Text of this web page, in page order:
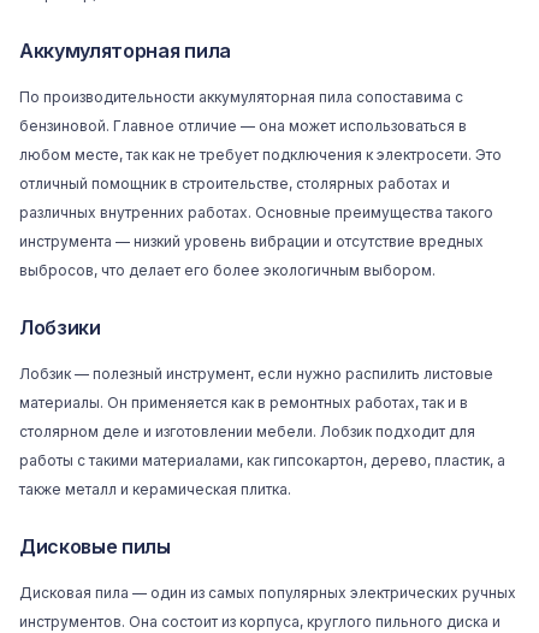
Аккумуляторная пила
По производительности аккумуляторная пила сопоставима с
бензиновой. Главное отличие — она может использоваться в
любом месте, так как не требует подключения к электросети. Это
отличный помощник в строительстве, столярных работах и
различных внутренних работах. Основные преимущества такого
инструмента — низкий уровень вибрации и отсутствие вредных
выбросов, что делает его более экологичным выбором.
Лобзики
Лобзик — полезный инструмент, если нужно распилить листовые
материалы. Он применяется как в ремонтных работах, так и в
столярном деле и изготовлении мебели. Лобзик подходит для
работы с такими материалами, как гипсокартон, дерево, пластик, а
также металл и керамическая плитка.
Дисковые пилы
Дисковая пила — один из самых популярных электрических ручных
инструментов. Она состоит из корпуса, круглого пильного диска и